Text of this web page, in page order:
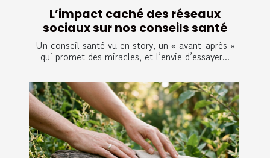
L’impact caché des réseaux
sociaux sur nos conseils santé
Un conseil santé vu en story, un « avant-après »
qui promet des miracles, et l’envie d’essayer...